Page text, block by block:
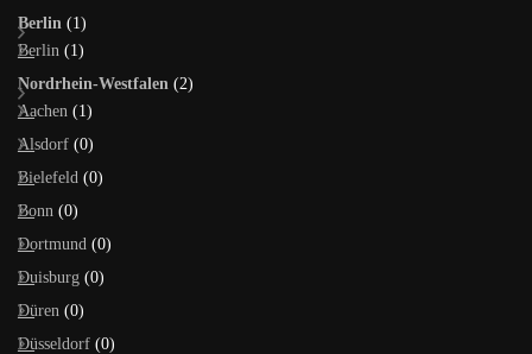
Berlin (1)
Berlin (1)
Nordrhein-Westfalen (2)
Aachen (1)
Alsdorf (0)
Bielefeld (0)
Bonn (0)
Dortmund (0)
Duisburg (0)
Düren (0)
Düsseldorf (0)